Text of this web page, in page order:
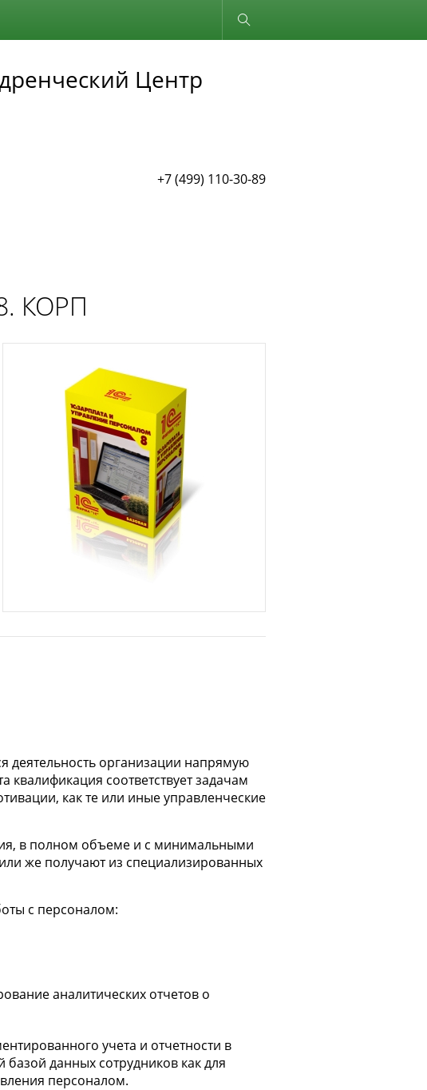
Обычная версия
Центр
+7 (499) 110-30-89
КОРП
деятельность организации напрямую
квалификация соответствует задачам
как те или иные управленческие
в полном объеме и с минимальными
же получают из специализированных
с персоналом:
аналитических отчетов о
учета и отчетности в
данных сотрудников как для
персоналом.